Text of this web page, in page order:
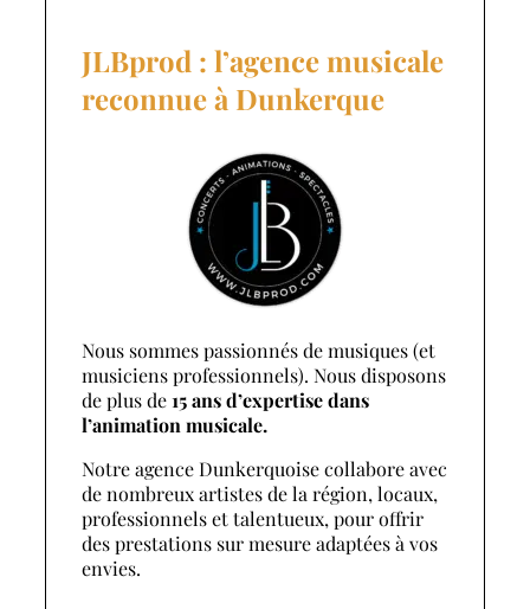
JLBprod : l’agence musicale
reconnue à Dunkerque
Nous sommes passionnés de musiques (et
musiciens professionnels). Nous disposons
de plus de15 ans d’expertise dans
l’animation musicale.
Notre agence Dunkerquoise collabore avec
de nombreux artistes de la région, locaux,
professionnels et talentueux, pour offrir
des prestations sur mesure adaptées à vos
envies.